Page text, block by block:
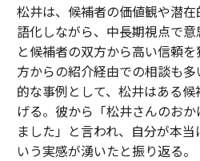
松井は、候補者の価値観や潜
語化しながら、中長期視点で
と候補者の双方から高い信頼
方からの紹介経由での相談も
的な事例として、松井はある
げる。彼から「松井さんのお
ました」と言われ、自分が本
いう実感が湧いたと振り返る。